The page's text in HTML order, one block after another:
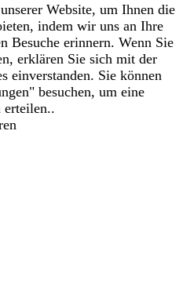
Website, um Ihnen die
indem wir uns an Ihre
Besuche erinnern. Wenn Sie
erklären Sie sich mit der
einverstanden. Sie können
besuchen, um eine